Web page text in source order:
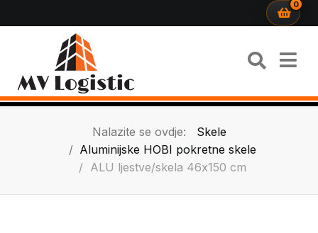
0
Nalazite se ovdje:
Skele
Aluminijske HOBI pokretne skele
ALU ljestve/skela 46x150 cm